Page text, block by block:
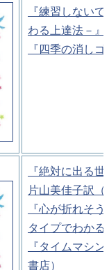
『練習しない
わる上達法－
『四季の消し
『絶対に出る
片山美佳子訳
『心が折れそ
タイプでわか
『タイムマシ
書店）